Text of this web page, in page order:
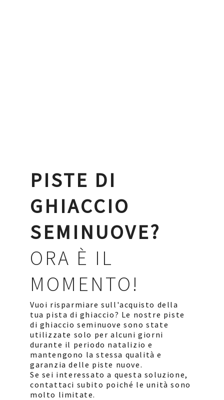
PISTE DI
GHIACCIO
SEMINUOVE?
ORA È IL
MOMENTO!
Vuoi risparmiare sull'acquisto della
tua pista di ghiaccio? Le nostre piste
di ghiaccio seminuove sono state
utilizzate solo per alcuni giorni
durante il periodo natalizio e
mantengono la stessa qualità e
garanzia delle piste nuove.
Se sei interessato a questa soluzione,
contattaci subito poiché le unità sono
molto limitate.